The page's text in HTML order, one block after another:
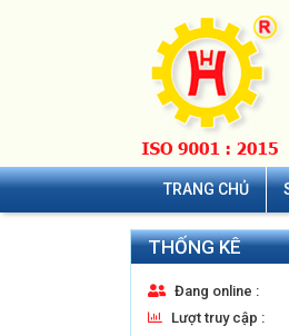
TRANG CHỦ
THỐNG KÊ
Đang online :
Lượt truy cập :